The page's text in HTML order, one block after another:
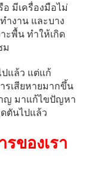
มีเครื่องมือไม่
ำงาน และบาง
ะพื้น ทำให้เกิด
ม
ปแล้ว แต่แก้
รเสียหายมากขึ้น
ญ มาแก้ไขปัญหา
ตันไปแล้ว
ของเรา